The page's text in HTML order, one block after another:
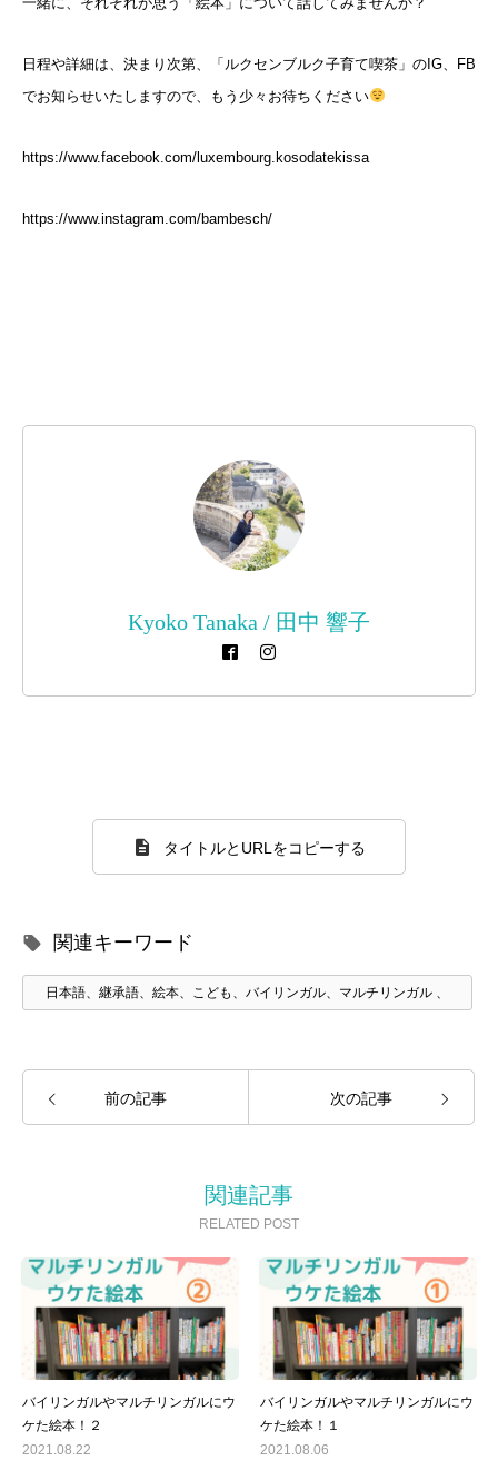
日程や詳細は、決まり次第、「ルクセンブルク子育て喫茶」のIG、FB
でお知らせいたしますので、もう少々お待ちください
https://www.facebook.com/luxembourg.kosodatekissa
https://www.instagram.com/bambesch/
Kyoko Tanaka / 田中 響子
タイトルとURLをコピーする
関連キーワード
日本語、継承語、絵本、こども、バイリンガル、マルチリンガル 、
前の記事 次の記事
関連記事
RELATED POST
バイリンガルやマルチリンガルにウ
ケた絵本！２
2021.08.22
バイリンガルやマルチリンガルにウ
ケた絵本！１
2021.08.06
主宰プロフィール